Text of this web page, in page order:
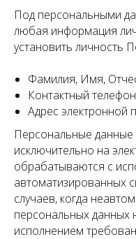
Под персональными
любая информация
установить личность
Фамилия, Имя,
Контактный телефон
Адрес электронной
Персональные данные
исключительно на
обрабатываются с
автоматизированных
случаев, когда
персональных данных
исполнением